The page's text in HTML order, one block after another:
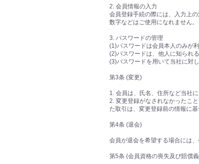
2. 会員情報の入力
会員登録手続の際には、入力上
数字などはご使用になれません
3. パスワードの管理
(1)パスワードは会員本人のみが
(2)パスワードは、他人に知られ
(3)パスワードを用いて当社に対
第3条 (変更)
1. 会員は、氏名、住所など当社
2. 変更登録がなされなかったこ
た取引は、変更登録前の情報に
第4条 (退会)
会員が退会を希望する場合には
第5条 (会員資格の喪失及び賠償